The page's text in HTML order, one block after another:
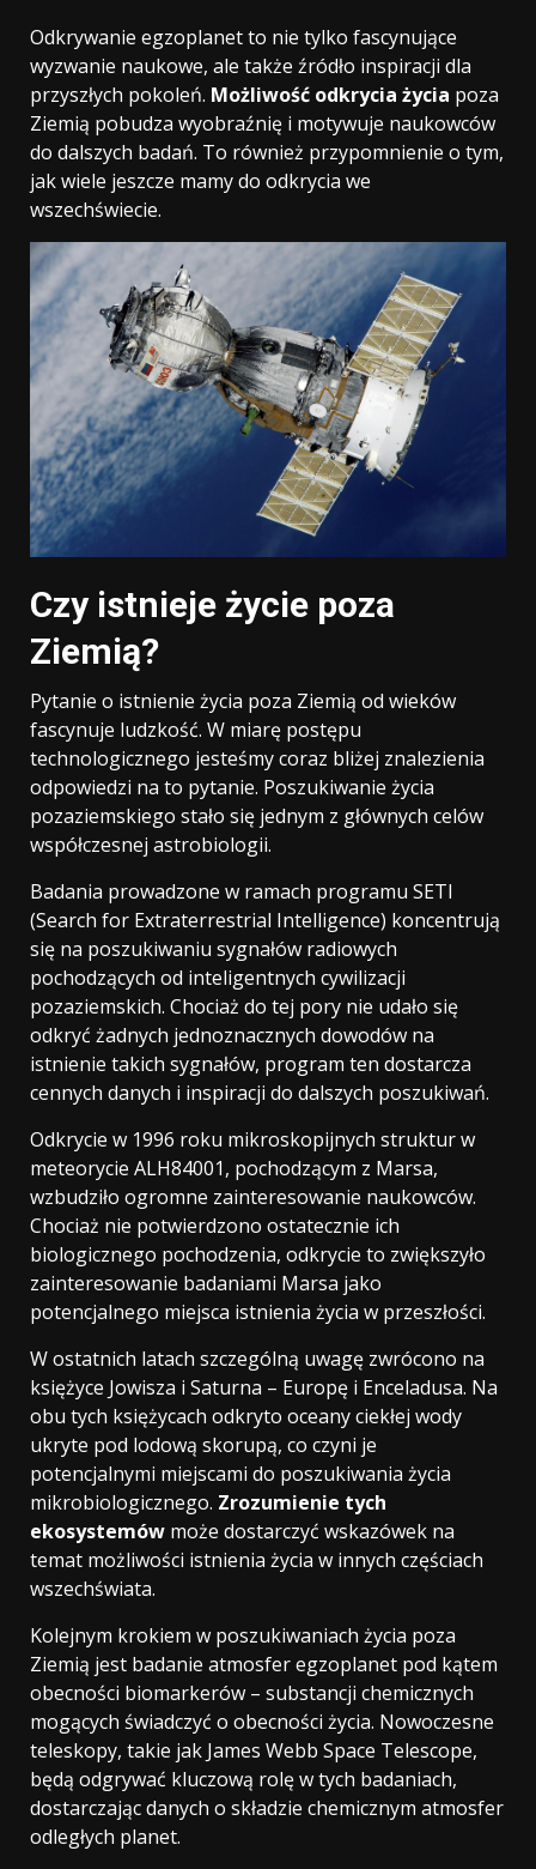
Odkrywanie egzoplanet to nie tylko fascynujące
wyzwanie naukowe, ale także źródło inspiracji dla
przyszłych pokoleń. Możliwość odkrycia życia poza
Ziemią pobudza wyobraźnię i motywuje naukowców
do dalszych badań. To również przypomnienie o tym,
jak wiele jeszcze mamy do odkrycia we
wszechświecie.
Czy istnieje życie poza
Ziemią?
Pytanie o istnienie życia poza Ziemią od wieków
fascynuje ludzkość. W miarę postępu
technologicznego jesteśmy coraz bliżej znalezienia
odpowiedzi na to pytanie. Poszukiwanie życia
pozaziemskiego stało się jednym z głównych celów
współczesnej astrobiologii.
Badania prowadzone w ramach programu SETI
(Search for Extraterrestrial Intelligence) koncentrują
się na poszukiwaniu sygnałów radiowych
pochodzących od inteligentnych cywilizacji
pozaziemskich. Chociaż do tej pory nie udało się
odkryć żadnych jednoznacznych dowodów na
istnienie takich sygnałów, program ten dostarcza
cennych danych i inspiracji do dalszych poszukiwań.
Odkrycie w 1996 roku mikroskopijnych struktur w
meteorycie ALH84001, pochodzącym z Marsa,
wzbudziło ogromne zainteresowanie naukowców.
Chociaż nie potwierdzono ostatecznie ich
biologicznego pochodzenia, odkrycie to zwiększyło
zainteresowanie badaniami Marsa jako
potencjalnego miejsca istnienia życia w przeszłości.
W ostatnich latach szczególną uwagę zwrócono na
księżyce Jowisza i Saturna – Europę i Enceladusa. Na
obu tych księżycach odkryto oceany ciekłej wody
ukryte pod lodową skorupą, co czyni je
potencjalnymi miejscami do poszukiwania życia
mikrobiologicznego. Zrozumienie tych
ekosystemów może dostarczyć wskazówek na
temat możliwości istnienia życia w innych częściach
wszechświata.
Kolejnym krokiem w poszukiwaniach życia poza
Ziemią jest badanie atmosfer egzoplanet pod kątem
obecności biomarkerów – substancji chemicznych
mogących świadczyć o obecności życia. Nowoczesne
teleskopy, takie jak James Webb Space Telescope,
będą odgrywać kluczową rolę w tych badaniach,
dostarczając danych o składzie chemicznym atmosfer
odległych planet.